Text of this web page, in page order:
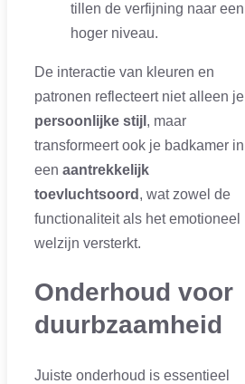
tillen de verfijning naar een
hoger niveau.
De interactie van kleuren en
patronen reflecteert niet alleen je
persoonlijke stijl , maar
transformeert ook je badkamer in
een aantrekkelijk
toevluchtsoord , wat zowel de
functionaliteit als het emotioneel
welzijn versterkt.
Onderhoud voor
duurbzaamheid
Juiste onderhoud is essentieel